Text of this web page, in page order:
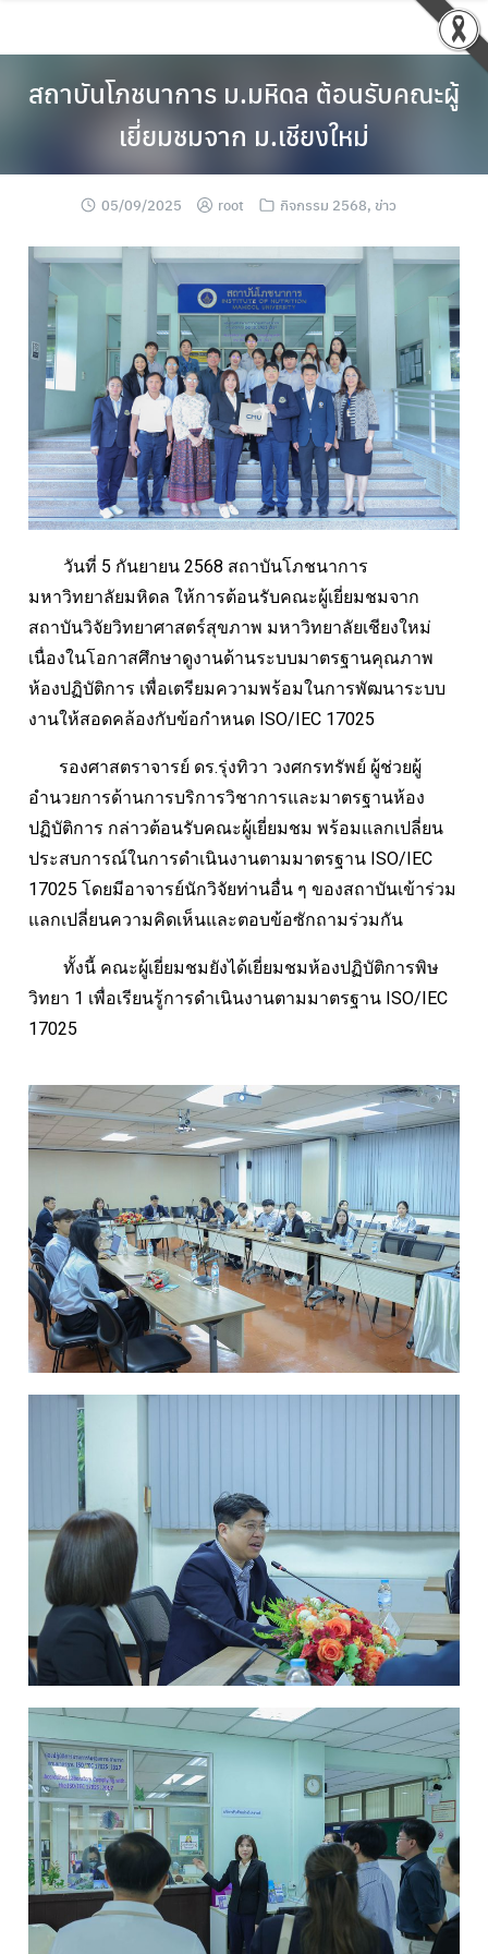
สถาบันโภชนาการ ม.มหิดล ต้อนรับคณะผู้
เยี่ยมชมจาก ม.เชียงใหม่
05/09/2025 root กิจกรรม 2568, ข่าว
วันที่ 5 กันยายน 2568 สถาบันโภชนาการ
มหาวิทยาลัยมหิดล ให้การต้อนรับคณะผู้เยี่ยมชมจาก
สถาบันวิจัยวิทยาศาสตร์สุขภาพ มหาวิทยาลัยเชียงใหม่
เนื่องในโอกาสศึกษาดูงานด้านระบบมาตรฐานคุณภาพ
ห้องปฏิบัติการ เพื่อเตรียมความพร้อมในการพัฒนาระบบ
งานให้สอดคล้องกับข้อกำหนด ISO/IEC 17025
รองศาสตราจารย์ ดร.รุ่งทิวา วงศกรทรัพย์ ผู้ช่วยผู้
อำนวยการด้านการบริการวิชาการและมาตรฐานห้อง
ปฏิบัติการ กล่าวต้อนรับคณะผู้เยี่ยมชม พร้อมแลกเปลี่ยน
ประสบการณ์ในการดำเนินงานตามมาตรฐาน ISO/IEC
17025 โดยมีอาจารย์นักวิจัยท่านอื่น ๆ ของสถาบันเข้าร่วม
แลกเปลี่ยนความคิดเห็นและตอบข้อซักถามร่วมกัน
ทั้งนี้ คณะผู้เยี่ยมชมยังได้เยี่ยมชมห้องปฏิบัติการพิษ
วิทยา 1 เพื่อเรียนรู้การดำเนินงานตามมาตรฐาน ISO/IEC
17025